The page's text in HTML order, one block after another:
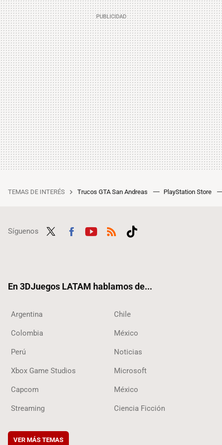
TEMAS DE INTERÉS Trucos GTA San Andreas PlayStation Store
Síguenos
En 3DJuegos LATAM hablamos de...
Argentina Chile
Colombia México
Perú Noticias
Xbox Game Studios Microsoft
Capcom México
Streaming Ciencia Ficción
VER MÁS TEMAS